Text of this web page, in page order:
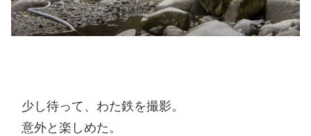
少し待って、わた鉄を撮影。
意外と楽しめた。